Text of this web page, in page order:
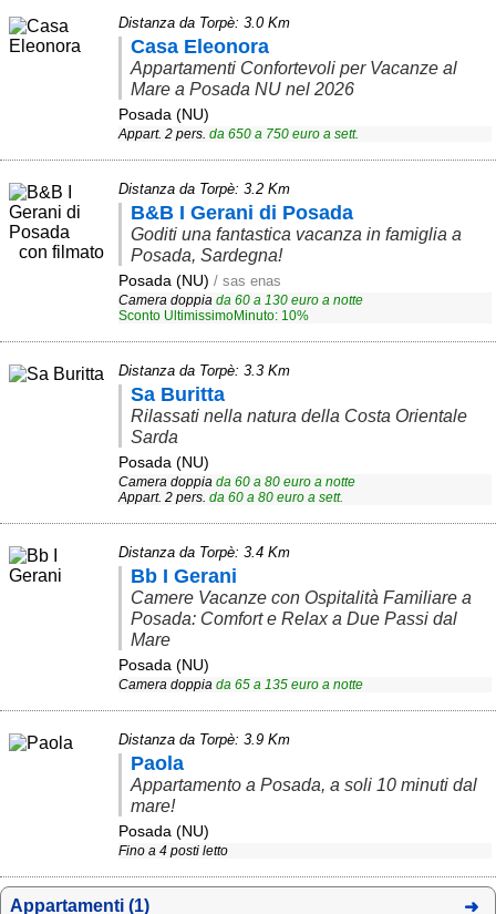
Distanza da Torpè: 3.0 Km
Casa Eleonora
Appartamenti Confortevoli per Vacanze al
Mare a Posada NU nel 2026
Posada (NU)
Appart. 2 pers. da 650a 750euro a sett.
con filmato
Distanza da Torpè: 3.2 Km
B&B I Gerani di Posada
Goditi una fantastica vacanza in famiglia a
Posada, Sardegna!
Posada (NU) / sas enas
Camera doppia da 60a 130euro a notte
Sconto UltimissimoMinuto: 10%
Distanza da Torpè: 3.3 Km
Sa Buritta
Rilassati nella natura della Costa Orientale
Sarda
Posada (NU)
Camera doppia da 60a 80euro a notte
Appart. 2 pers. da 60a 80euro a sett.
Distanza da Torpè: 3.4 Km
Bb I Gerani
Camere Vacanze con Ospitalità Familiare a
Posada: Comfort e Relax a Due Passi dal
Mare
Posada (NU)
Camera doppia da 65a 135euro a notte
Distanza da Torpè: 3.9 Km
Paola
Appartamento a Posada, a soli 10 minuti dal
mare!
Posada (NU)
Fino a 4 posti letto
Appartamenti (1)
Blog
Eventi e cose da vedere
➕ Segnala evento
Chi siamo
Ambienti
🗻 Montagna
Altro
Cerca le offerte per regione
(214)
(64)
Calabria(332)
Campania (364)
Emilia - Romagna(227)
Friuli - Venezia Giulia
Lazio(318)